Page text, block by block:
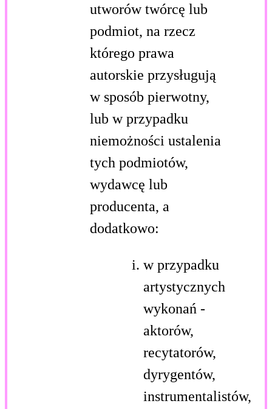
utworów twórcę lub
podmiot, na rzecz
którego prawa
autorskie przysługują
w sposób pierwotny,
lub w przypadku
niemożności ustalenia
tych podmiotów,
wydawcę lub
producenta, a
dodatkowo:
w przypadku
artystycznych
wykonań -
aktorów,
recytatorów,
dyrygentów,
instrumentalistów,